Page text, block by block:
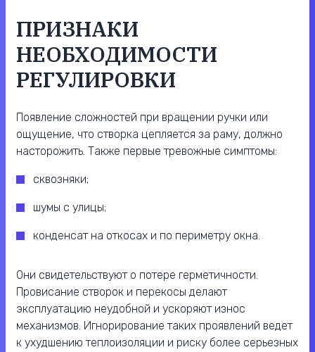
ПРИЗНАКИ
НЕОБХОДИМОСТИ
РЕГУЛИРОВКИ
Появление сложностей при вращении ручки или
ощущение, что створка цепляется за раму, должно
насторожить. Также первые тревожные симптомы:
сквозняки;
шумы с улицы;
конденсат на откосах и по периметру окна.
Они свидетельствуют о потере герметичности.
Провисание створок и перекосы делают
эксплуатацию неудобной и ускоряют износ
механизмов. Игнорирование таких проявлений ведет
к ухудшению теплоизоляции и риску более серьезных